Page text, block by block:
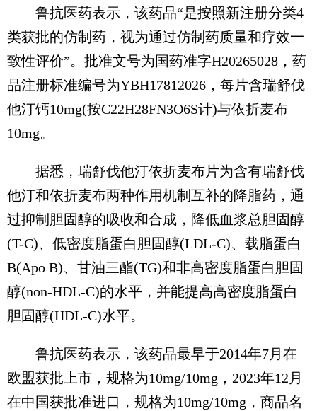
鲁抗医药表示，该药品“是按照新注册分类4
类获批的仿制药，视为通过仿制药质量和疗效一
致性评价”。批准文号为国药准字H20265028，药
品注册标准编号为YBH17812026，每片含瑞舒伐
他汀钙10mg(按C22H28FN3O6S计)与依折麦布
10mg。
据悉，瑞舒伐他汀依折麦布片为含有瑞舒伐
他汀和依折麦布两种作用机制互补的降脂药，通
过抑制胆固醇的吸收和合成，降低血浆总胆固醇
(T-C)、低密度脂蛋白胆固醇(LDL-C)、载脂蛋白
B(Apo B)、甘油三酯(TG)和非高密度脂蛋白胆固
醇(non-HDL-C)的水平，并能提高高密度脂蛋白
胆固醇(HDL-C)水平。
鲁抗医药表示，该药品最早于2014年7月在
欧盟获批上市，规格为10mg/10mg，2023年12月
在中国获批准进口，规格为10mg/10mg，商品名